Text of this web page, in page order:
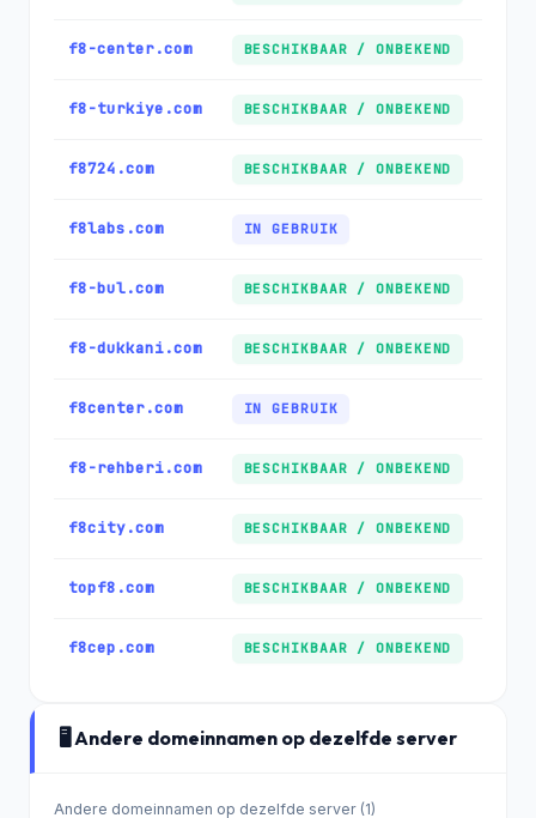
f8-center.com BESCHIKBAAR / ONBEKEND
f8-turkiye.com BESCHIKBAAR / ONBEKEND
f8724.com BESCHIKBAAR / ONBEKEND
f8labs.com IN GEBRUIK
f8-bul.com BESCHIKBAAR / ONBEKEND
f8-dukkani.com BESCHIKBAAR / ONBEKEND
f8center.com IN GEBRUIK
f8-rehberi.com BESCHIKBAAR / ONBEKEND
f8city.com BESCHIKBAAR / ONBEKEND
topf8.com BESCHIKBAAR / ONBEKEND
f8cep.com BESCHIKBAAR / ONBEKEND
🖥️ Andere domeinnamen op dezelfde server
Andere domeinnamen op dezelfde server (1)